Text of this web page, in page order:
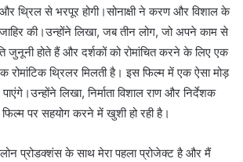
और थ्रिल से भरपूर होगी।सोनाक्षी ने करण और विशाल के
की।उन्होंने लिखा, जब तीन लोग, जो अपने काम से
जुनूनी होते हैं और दर्शकों को रोमांचित करने के लिए एक
थ्रिलर मिलती है। इस फिल्म में एक ऐसा मोड़
लिखा, निर्माता विशाल राण और निर्देशक
पर सहयोग करने में खुशी हो रही है।
प्रोडक्शंस के साथ मेरा पहला प्रोजेक्ट है और मैं